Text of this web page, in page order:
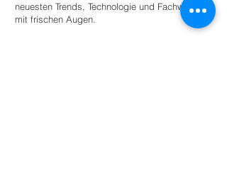
neuesten Trends, Technologie und Fachwissen
mit frischen Augen.